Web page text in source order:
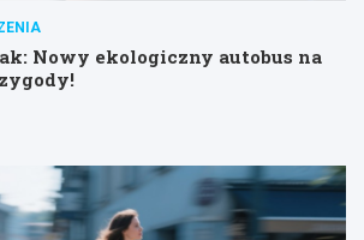
Nowy ekologiczny autobus na